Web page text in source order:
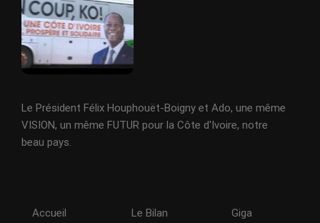
Le Président Félix Houphouët-Boigny et Ado, une même
VISION, un même FUTUR pour la Côte d'Ivoire, notre
beau pays.
Accueil
Le Bilan
Giga